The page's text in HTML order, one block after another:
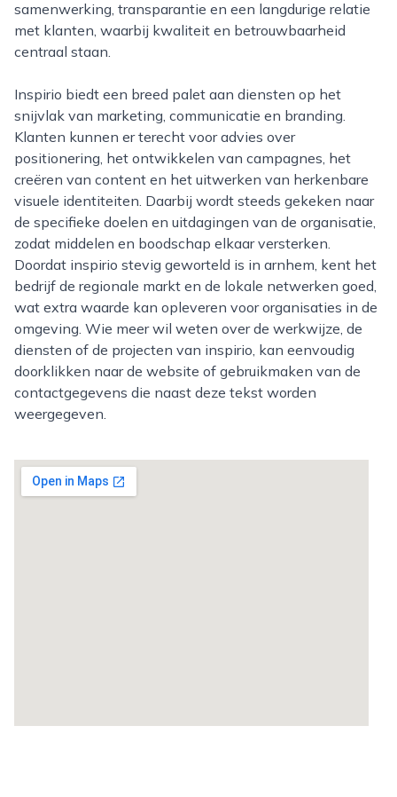
samenwerking, transparantie en een langdurige relatie
met klanten, waarbij kwaliteit en betrouwbaarheid
centraal staan.
Inspirio biedt een breed palet aan diensten op het
snijvlak van marketing, communicatie en branding.
Klanten kunnen er terecht voor advies over
positionering, het ontwikkelen van campagnes, het
creëren van content en het uitwerken van herkenbare
visuele identiteiten. Daarbij wordt steeds gekeken naar
de specifieke doelen en uitdagingen van de organisatie,
zodat middelen en boodschap elkaar versterken.
Doordat inspirio stevig geworteld is in arnhem, kent het
bedrijf de regionale markt en de lokale netwerken goed,
wat extra waarde kan opleveren voor organisaties in de
omgeving. Wie meer wil weten over de werkwijze, de
diensten of de projecten van inspirio, kan eenvoudig
doorklikken naar de website of gebruikmaken van de
contactgegevens die naast deze tekst worden
weergegeven.